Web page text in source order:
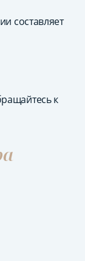
составляет
к